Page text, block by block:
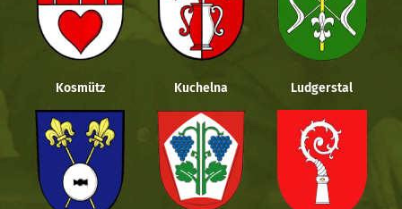
Kosmütz Kuchelna Ludgerstal